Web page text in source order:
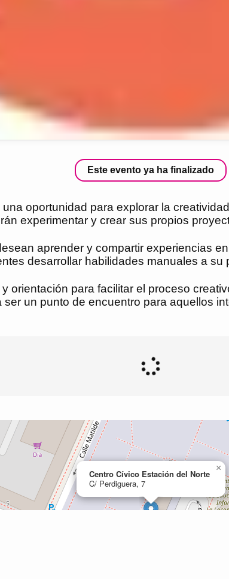
Este evento ya ha finalizado
oportunidad para explorar la
experimentar y crear sus propios
aprender y compartir experiencias
desarrollar habilidades manuales a su
orientación para facilitar el proceso
un punto de encuentro para aquellos